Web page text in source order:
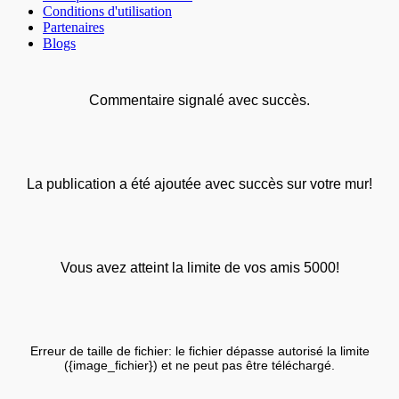
Conditions d'utilisation
Partenaires
Blogs
Commentaire signalé avec succès.
La publication a été ajoutée avec succès sur votre mur!
Vous avez atteint la limite de vos amis 5000!
Erreur de taille de fichier: le fichier dépasse autorisé la limite
({image_fichier}) et ne peut pas être téléchargé.